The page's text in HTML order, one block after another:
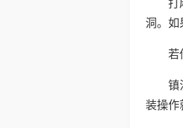
打
洞。如
若
镇
装操作